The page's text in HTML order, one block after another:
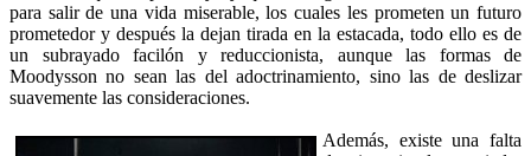
para salir de una vida miserable, los cuales les prometen un futuro
prometedor y después la dejan tirada en la estacada, todo ello es de
un subrayado facilón y reduccionista, aunque las formas de
Moodysson no sean las del adoctrinamiento, sino las de deslizar
suavemente las consideraciones.
Además, existe una falta